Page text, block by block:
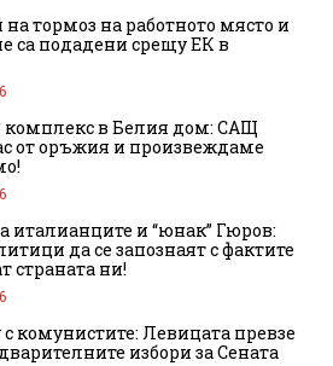
на тормоз на работното място и
са подадени срещу ЕК в
комплекс в Белия дом: САЩ
от оръжия и произвеждаме
италианците и “юнак” Гюров:
да се запознаят с фактите
страната ни!
комунистите: Левицата превзе
избори за Сената